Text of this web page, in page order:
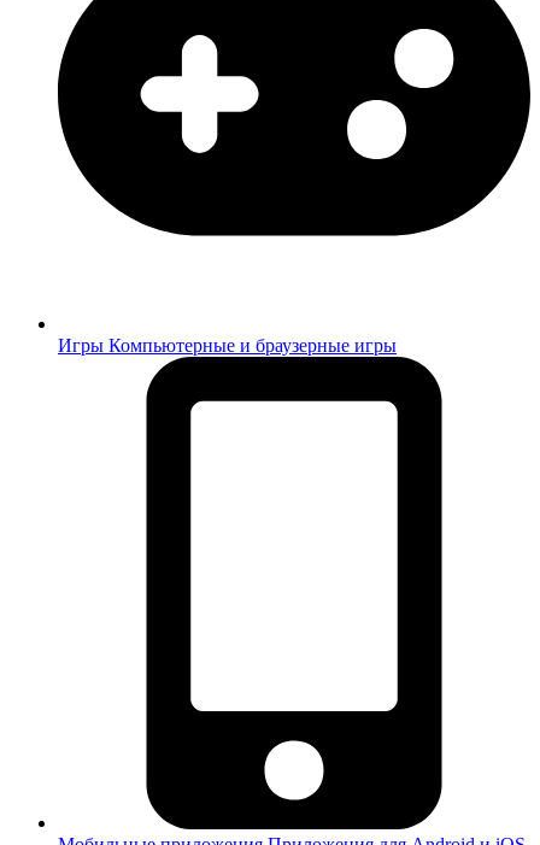
Игры Компьютерные и браузерные игры